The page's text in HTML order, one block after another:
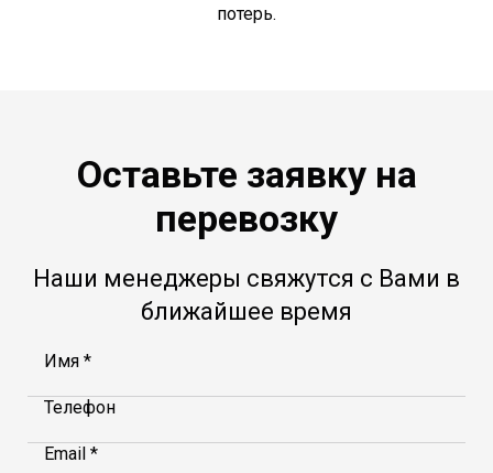
потерь.
Оставьте заявку на
перевозку
Наши менеджеры свяжутся с Вами в
ближайшее время
Имя *
Телефон
Email *